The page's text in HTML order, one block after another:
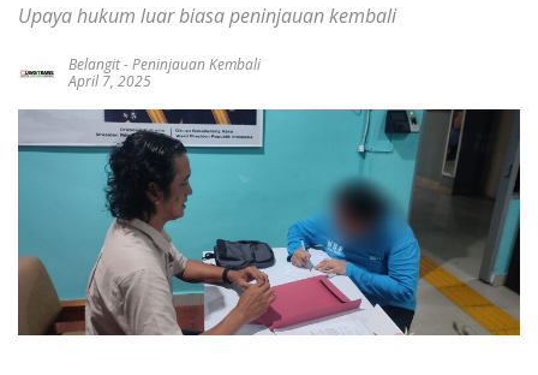
Upaya hukum luar biasa peninjauan kembali
Belangit-Peninjauan Kembali
April 7, 2025